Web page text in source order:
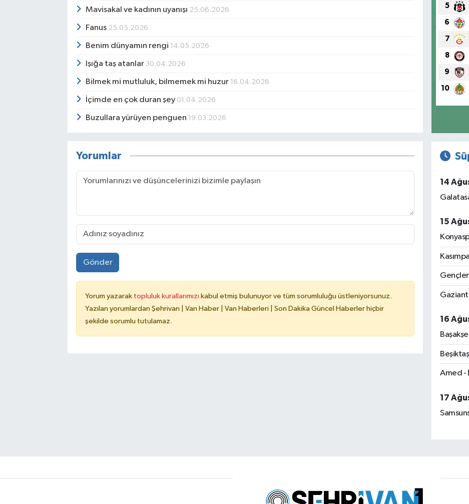
Mavisakal ve kadının uyanışı 25.06.2026
Fanus 25.05.2026
Benim dünyamın rengi 14.05.2026
Işığa taş atanlar 30.04.2026
Bilmek mi mutluluk, bilmemek mi huzur 16.04.2026
İçimde en çok duran şey 01.04.2026
Buzullara yürüyen penguen 19.03.2026
Yorumlar
Gönder
Yorum yazarak topluluk kurallarımızı kabul etmiş bulunuyor ve tüm sorumluluğu üstleniyorsunuz.
Yazılan yorumlardan Şehrivan | Van Haber | Van Haberleri | Son Dakika Güncel Haberler hiçbir
şekilde sorumlu tutulamaz.
5
6
7
8
9
10
14
15
16
Amed -
17